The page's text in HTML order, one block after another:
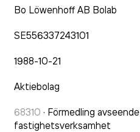
Bo Löwenhoff AB Bolab
SE556337243101
1988-10-21
Aktiebolag
68310 · Förmedling avseende
fastighetsverksamhet